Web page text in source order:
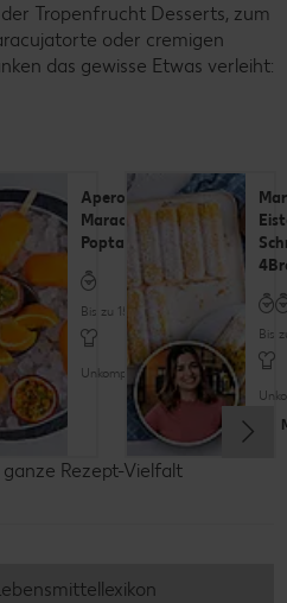
Tropenfrucht Desserts, zum
oder cremigen
das gewisse Etwas verleiht:
Aperol-
Maracuja-
Poptail
Bis zu 15 Minuten
Unkompliziert
Bis
Rezept-Vielfalt